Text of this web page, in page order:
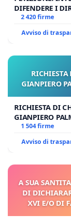
DIFENDERE I
UDG)
2 420 firme
Avviso di
GIANPIERO
RICHIESTA DI
GIANPIERO
1 504 firme
Avviso di
A SUA
DI
XVI E/O DI